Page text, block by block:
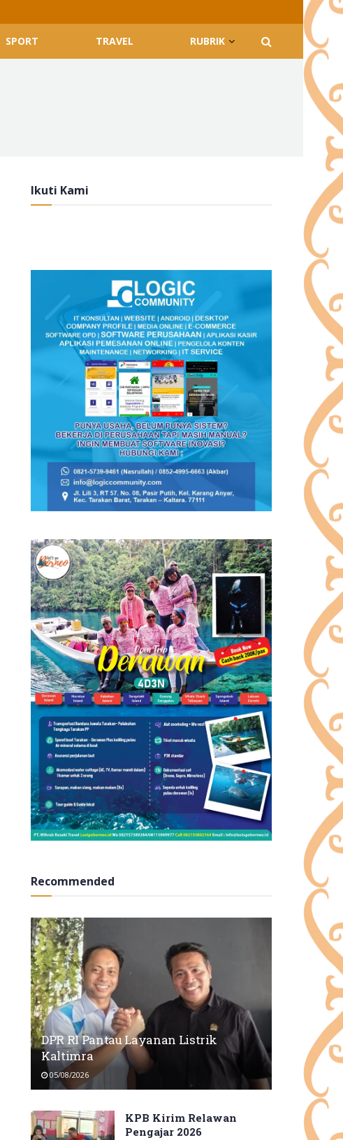
SPORT TRAVEL RUBRIK
Ikuti Kami
Recommended
DPR RI Pantau Layanan Listrik
Kaltimra
05/08/2026
KPB Kirim Relawan
Pengajar 2026